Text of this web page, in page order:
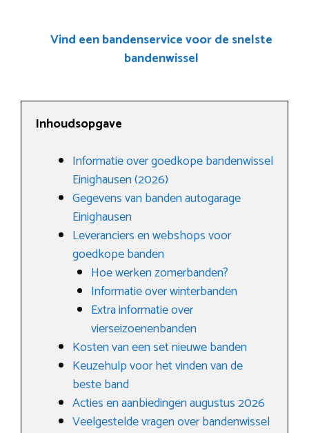
Vind een bandenservice voor de snelste
bandenwissel
Inhoudsopgave
Informatie over goedkope bandenwissel
Einighausen (2026)
Gegevens van banden autogarage
Einighausen
Leveranciers en webshops voor
goedkope banden
Hoe werken zomerbanden?
Informatie over winterbanden
Extra informatie over
vierseizoenenbanden
Kosten van een set nieuwe banden
Keuzehulp voor het vinden van de
beste band
Acties en aanbiedingen augustus 2026
Veelgestelde vragen over bandenwissel